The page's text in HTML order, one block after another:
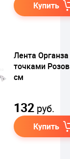
Купить
Лента Органза
точками
см
132 руб.
Купить